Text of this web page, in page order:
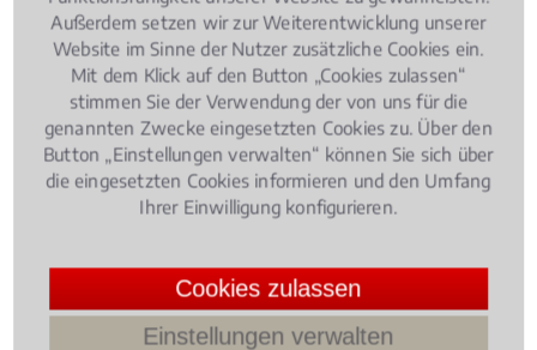
nur dann, wenn enn der behandelnde Arzt eine
umfassende und im hohen Maße sorgfältige
Einschätzung abgegeben hat.
4.042105263157895 /5(95
Bewertungen)
Medizinrecht, 16.07.2015 (Update 06.10.2025)
Behandlungsfehler – Wann haftet der
Außerdem setzen wir zur Weiterentwicklung unserer
Website im Sinne der Nutzer zusätzliche Cookies ein.
Mit dem Klick auf den Button „Cookies zulassen“
stimmen Sie der Verwendung der von uns für die
genannten Zwecke eingesetzten Cookies zu. Über den
Button „Einstellungen verwalten“ können Sie sich über
die eingesetzten Cookies informieren und den Umfang
Ihrer Einwilligung konfigurieren.
Cookies zulassen
Einstellungen verwalten